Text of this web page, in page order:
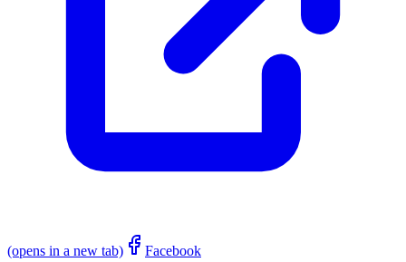
(opens in a new tab) Facebook